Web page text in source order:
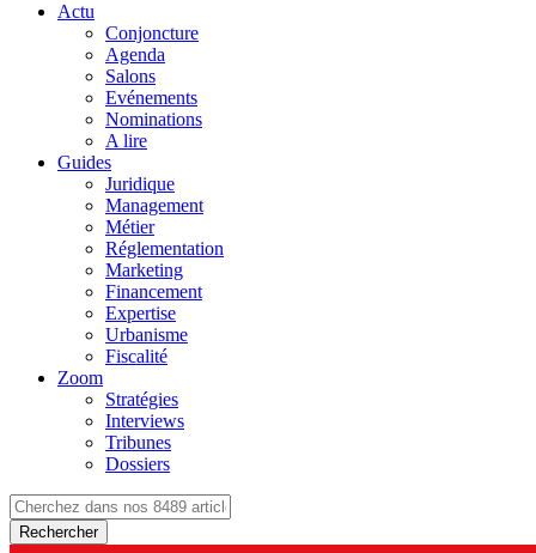
Actu
Conjoncture
Agenda
Salons
Evénements
Nominations
A lire
Guides
Juridique
Management
Métier
Réglementation
Marketing
Financement
Expertise
Urbanisme
Fiscalité
Zoom
Stratégies
Interviews
Tribunes
Dossiers
Rechercher